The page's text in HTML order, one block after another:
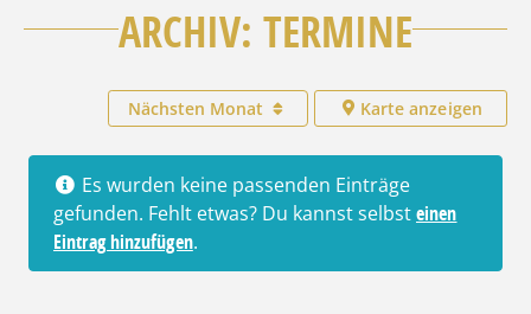
ARCHIV: TERMINE
Nächsten Monat Karte anzeigen
Es wurden keine passenden Einträge
gefunden. Fehlt etwas? Du kannst selbsteinen
Eintrag hinzufügen.